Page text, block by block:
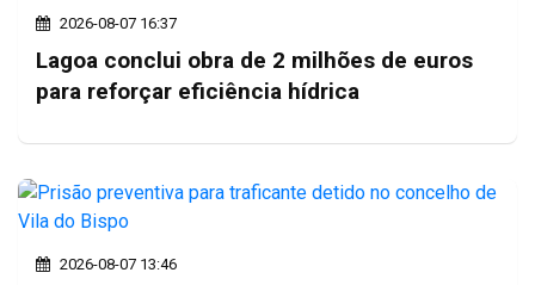
2026-08-07 16:37
Lagoa conclui obra de 2 milhões de euros
para reforçar eficiência hídrica
2026-08-07 13:46